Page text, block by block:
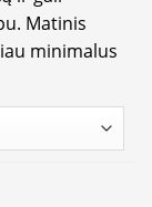
Matinis
minimalus